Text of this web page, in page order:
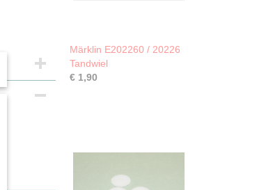
Märklin E202260 / 20226
Tandwiel
€ 1,90